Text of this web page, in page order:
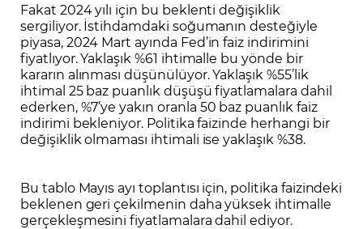
Fakat 2024 yılı için bu beklenti değişiklik
sergiliyor. İstihdamdaki soğumanın desteğiyle
piyasa, 2024 Mart ayında Fed’in faiz indirimini
fiyatlıyor. Yaklaşık %61 ihtimalle bu yönde bir
kararın alınması düşünülüyor. Yaklaşık %55’lik
ihtimal 25 baz puanlık düşüşü fiyatlamalara dahil
ederken, %7’ye yakın oranla 50 baz puanlık faiz
indirimi bekleniyor. Politika faizinde herhangi bir
değişiklik olmaması ihtimali ise yaklaşık %38.
Bu tablo Mayıs ayı toplantısı için, politika faizindeki
beklenen geri çekilmenin daha yüksek ihtimalle
gerçekleşmesini fiyatlamalara dahil ediyor.